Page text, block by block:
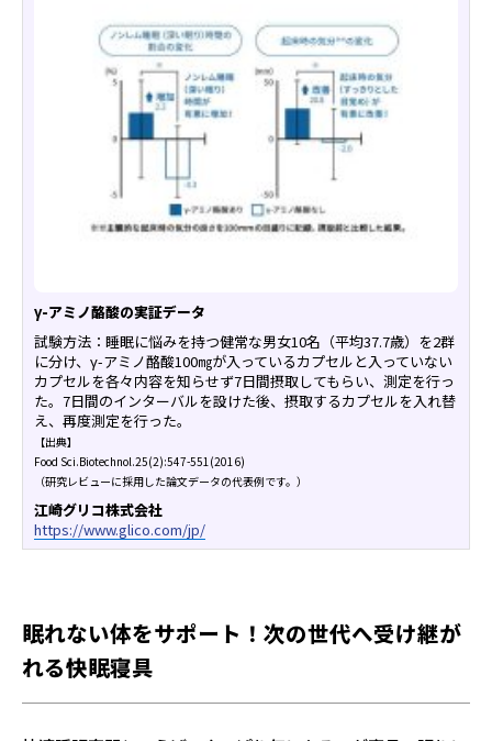
γ-アミノ酪酸の実証データ
試験方法：睡眠に悩みを持つ健常な男女10名（平均37.7歳）を2群
に分け、γ-アミノ酪酸100㎎が入っているカプセルと入っていない
カプセルを各々内容を知らせず7日間摂取してもらい、測定を行っ
た。7日間のインターバルを設けた後、摂取するカプセルを入れ替
え、再度測定を行った。
【出典】
Food Sci.Biotechnol.25(2):547-551(2016)
（研究レビューに採用した論文データの代表例です。）
江崎グリコ株式会社
https://www.glico.com/jp/
眠れない体をサポート！次の世代へ受け継が
れる快眠寝具